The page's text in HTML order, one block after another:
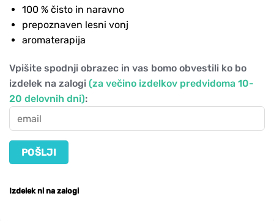
100 % čisto in naravno
prepoznaven lesni vonj
aromaterapija
Vpišite spodnji obrazec in vas bomo obvestili ko bo
izdelek na zalogi (za večino izdelkov predvidoma 10-
20 delovnih dni):
Izdelek ni na zalogi